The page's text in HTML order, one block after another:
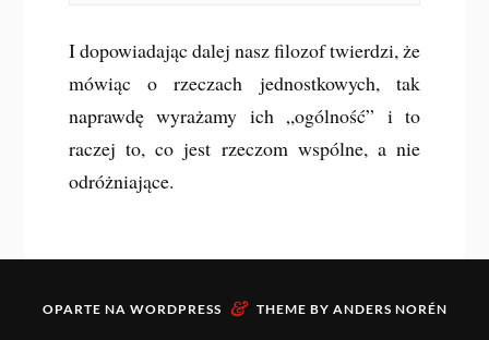
I dopowiadając dalej nasz filozof twierdzi, że
mówiąc o rzeczach jednostkowych, tak
naprawdę wyrażamy ich „ogólność” i to
raczej to, co jest rzeczom wspólne, a nie
odróżniające.
OPARTE NA WORDPRESS & THEME BY ANDERS NORÉN